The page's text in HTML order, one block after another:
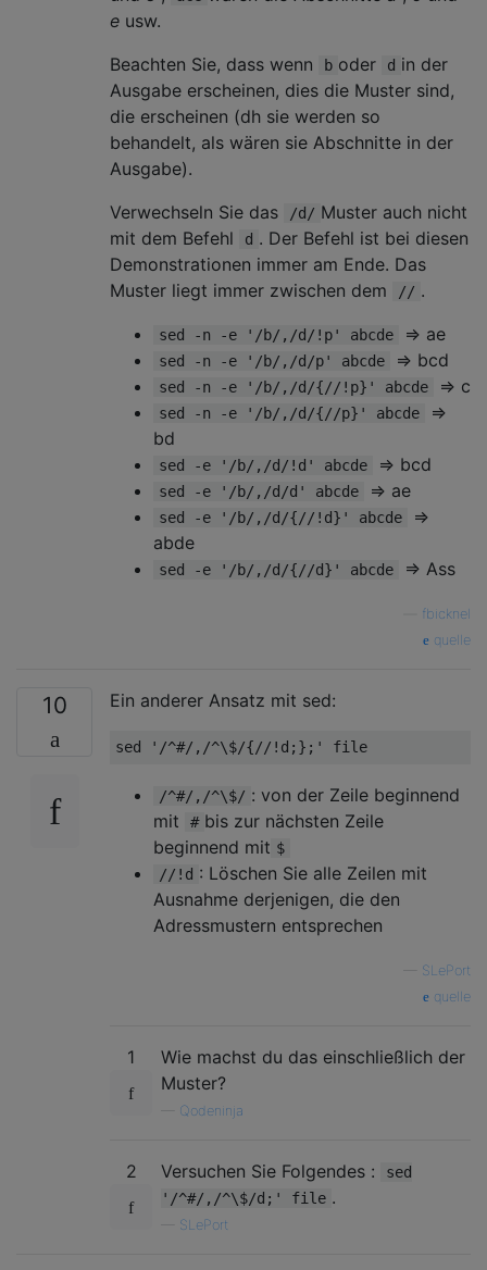
e usw.
Beachten Sie, dass wenn
b oder d in der
Ausgabe erscheinen, dies die Muster sind,
die erscheinen (dh sie werden so
behandelt, als wären sie Abschnitte in der
Ausgabe).
Verwechseln Sie das
/d/ Muster auch nicht
mit dem Befehl
d . Der Befehl ist bei diesen
Demonstrationen immer am Ende. Das
Muster liegt immer zwischen dem
// .
sed -n -e '/b/,/d/!p' abcde => ae
sed -n -e '/b/,/d/p' abcde => bcd
sed -n -e '/b/,/d/{//!p}' abcde => c
sed -n -e '/b/,/d/{//p}' abcde
=>
bd
sed -e '/b/,/d/!d' abcde => bcd
sed -e '/b/,/d/d' abcde => ae
sed -e '/b/,/d/{//!d}' abcde
=>
abde
sed -e '/b/,/d/{//d}' abcde => Ass
fbicknel
quelle
10 Ein anderer Ansatz mit sed:
sed '/^#/,/^\$/{//!d;};' file
/^#/,/^\$/ : von der Zeile beginnend
mit
# bis zur nächsten Zeile
beginnend mit $
//!d : Löschen Sie alle Zeilen mit
Ausnahme derjenigen, die den
Adressmustern entsprechen
SLePort
quelle
1
Wie machst du das einschließlich der
Muster?
Qodeninja
2 Versuchen Sie Folgendes :
sed
'/^#/,/^\$/d;' file .
SLePort